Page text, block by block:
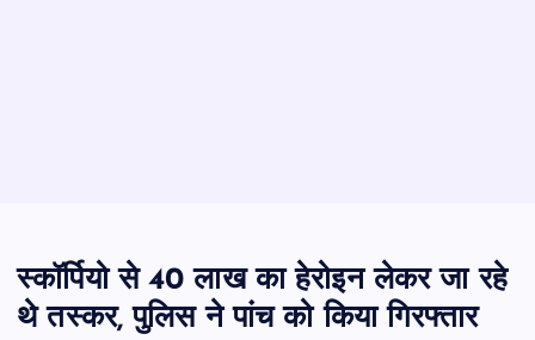
स्कॉर्पियो से 40 लाख का हेरोइन लेकर जा रहे
थे तस्कर, पुलिस ने पांच को किया गिरफ्तार